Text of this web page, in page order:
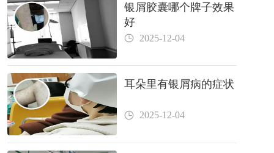
银屑胶囊哪个牌子效果
好
2025-12-04
耳朵里有银屑病的症状
2025-12-04